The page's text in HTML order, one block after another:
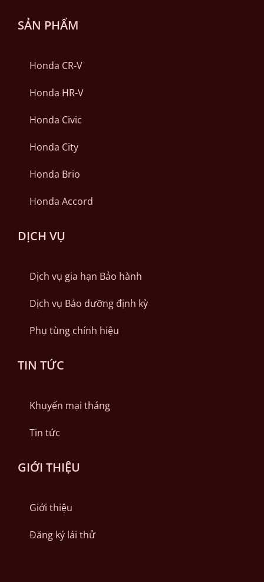
SẢN PHẨM
Honda CR-V
Honda HR-V
Honda Civic
Honda City
Honda Brio
Honda Accord
DỊCH VỤ
Dịch vụ gia hạn Bảo hành
Dịch vụ Bảo dưỡng định kỳ
Phụ tùng chính hiệu
TIN TỨC
Khuyến mại tháng
Tin tức
GIỚI THIỆU
Giới thiệu
Đăng ký lái thử